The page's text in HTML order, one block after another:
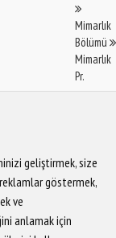
geliştirmek, size
göstermek,
ve
anlamak için
Mimarlık
Bölümü
Mimarlık
Pr.
İç
Mimarlık
(Dr)